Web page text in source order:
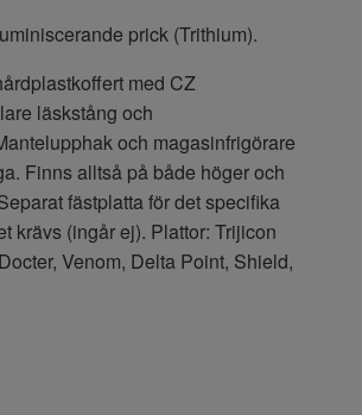
prick (Trithium).
med CZ
läskstång och
och magasinfrigörare
Finns alltså på både höger och
fästplatta för det specifika
krävs (ingår ej). Plattor: Trijicon
Venom, Delta Point, Shield,